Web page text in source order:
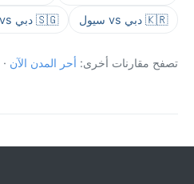
🇰🇷 دبي vs سيول 🇸🇬 دبي vs سنغافورة
تصفح مقارنات أخرى: أحر المدن الآن ·